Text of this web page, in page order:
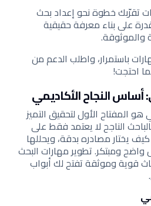
تقرّبك خطوة نحو إعداد بحث
على بناء معرفة حقيقية
باستمرار، واطلب الدعم من
احتجت!
النجاح الأكاديمي
المفتاح الأول لتحقيق التميز
الناجح لا يعتمد فقط على
يختار مصادره بدقة، ويحللها
ومبتكر. تطوير مهارات البحث
قوية وموثقة تفتح لك أبواب